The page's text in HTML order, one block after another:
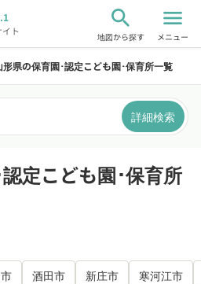
ト
search
地図から探す
menu
メニュー
形県の保育園･認定こども園･保育所一覧
詳細検索
定こども園･保育所
酒田市 新庄市 寒河江市